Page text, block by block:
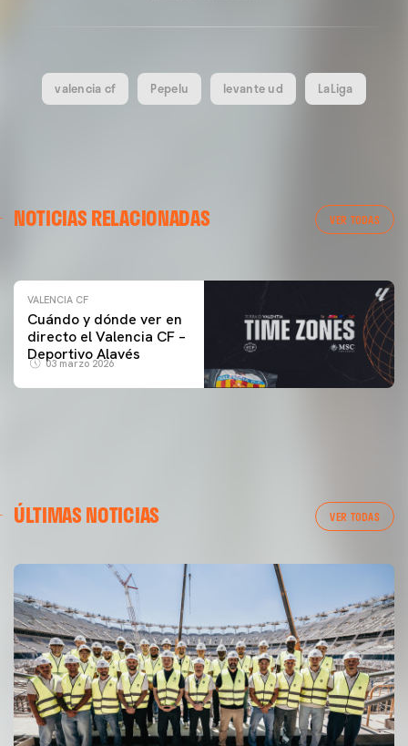
valencia cf Pepelu levante ud LaLiga
NOTICIAS RELACIONADAS VER TODAS
ENTRENAMIENTO DEL VALENCIA CF 04/03/26
VALENCIA CF
Cuándo y dónde ver en
directo el Valencia CF –
Deportivo Alavés
03 marzo 2026
ÚLTIMAS NOTICIAS VER TODAS